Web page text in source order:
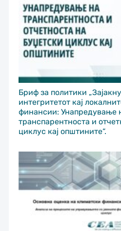
Бриф за политики
интегритетот кај
финансии: Унапредување
транспарентноста и
циклус кај општините“.